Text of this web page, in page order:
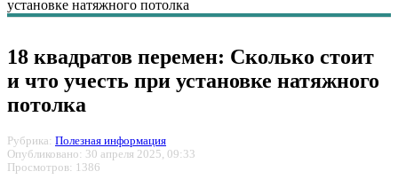
установке натяжного потолка
18 квадратов перемен: Сколько стоит
и что учесть при установке натяжного
потолка
Рубрика: Полезная информация
Опубликовано: 30 апреля 2025, 09:33
Просмотров: 1386